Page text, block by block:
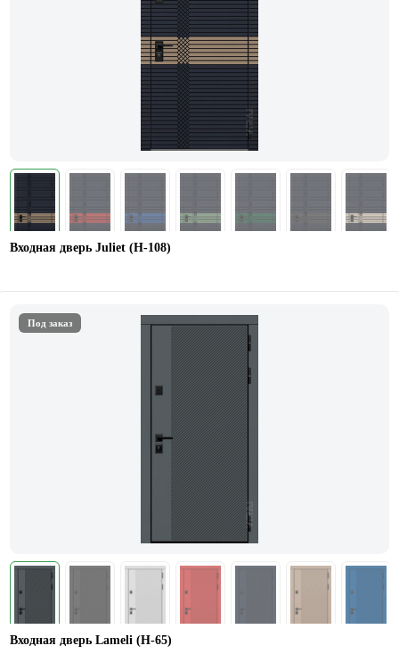
Входная дверь Juliet (Н-108)
Под заказ
Входная дверь Lameli (Н-65)